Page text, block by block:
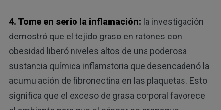
4. Tome en serio la inflamación: la investigación
demostró que el tejido graso en ratones con
obesidad liberó niveles altos de una poderosa
sustancia química inflamatoria que desencadenó la
acumulación de fibronectina en las plaquetas. Esto
significa que el exceso de grasa corporal favorece